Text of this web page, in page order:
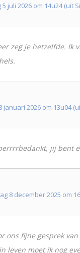
juli 2026 om 14u24 (uit
zeg je hetzelfde.
januari 2026 om 13u04
jij bent
8 december 2025 om
ons fijne gesprek
leven moet ik nog